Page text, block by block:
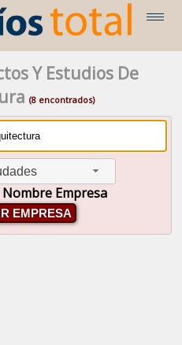
Y Estudios De
(8 encontrados)
Nombre Empresa
EMPRESA